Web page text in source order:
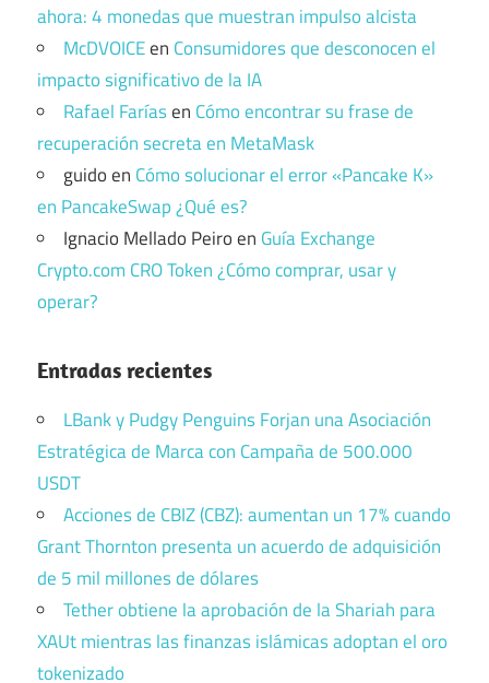
ahora: 4 monedas que muestran impulso alcista
McDVOICEen Consumidores que desconocen el
impacto significativo de la IA
Rafael Faríasen Cómo encontrar su frase de
recuperación secreta en MetaMask
guidoen Cómo solucionar el error «Pancake K»
en PancakeSwap ¿Qué es?
Ignacio Mellado Peiroen Guía Exchange
Crypto.com CRO Token ¿Cómo comprar, usar y
operar?
Entradas recientes
LBank y Pudgy Penguins Forjan una Asociación
Estratégica de Marca con Campaña de 500.000
USDT
Acciones de CBIZ (CBZ): aumentan un 17% cuando
Grant Thornton presenta un acuerdo de adquisición
de 5 mil millones de dólares
Tether obtiene la aprobación de la Shariah para
XAUt mientras las finanzas islámicas adoptan el oro
tokenizado